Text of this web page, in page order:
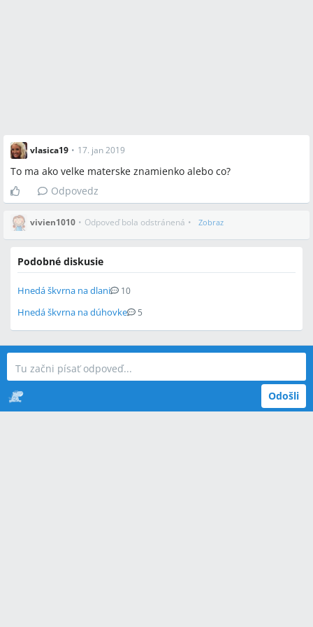
vlasica19 • 17. jan 2019
To ma ako velke materske znamienko alebo co?
Odpovedz
vivien1010 • Odpoveď bola odstránená • Zobraz
Podobné diskusie
Hnedá škvrna na dlani 10
Hnedá škvrna na dúhovke 5
Odošli